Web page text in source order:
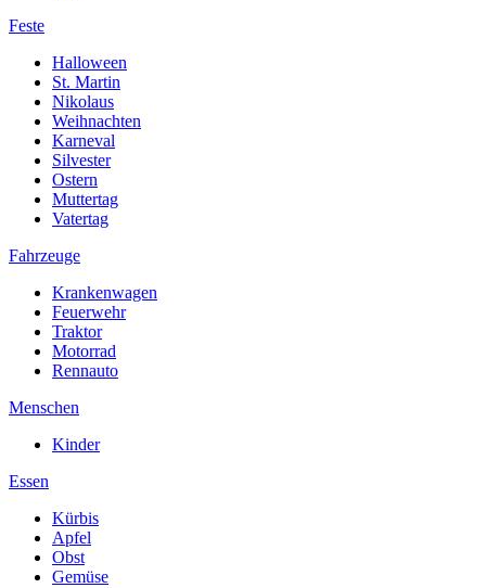
Feste
Halloween
St. Martin
Nikolaus
Weihnachten
Karneval
Silvester
Ostern
Muttertag
Vatertag
Fahrzeuge
Krankenwagen
Feuerwehr
Traktor
Motorrad
Rennauto
Menschen
Kinder
Essen
Kürbis
Apfel
Obst
Gemüse